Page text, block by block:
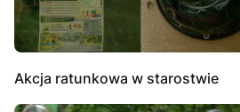
Akcja ratunkowa w starostwie